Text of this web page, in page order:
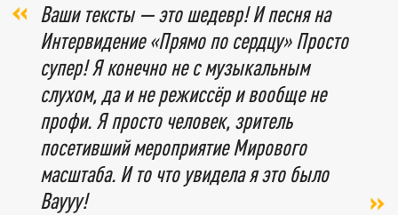
Ваши тексты — это шедевр! И песня на
Интервидение «Прямо по сердцу» Просто
супер! Я конечно не с музыкальным
слухом, да и не режиссёр и вообще не
профи. Я просто человек, зритель
посетивший мероприятие Мирового
масштаба. И то что увидела я это было
Ваууу!